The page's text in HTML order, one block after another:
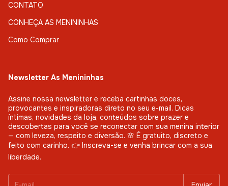
CONTATO
CONHEÇA AS MENININHAS
Como Comprar
Newsletter As Menininhas
Assine nossa newsletter e receba cartinhas doces,
provocantes e inspiradoras direto no seu e-mail. Dicas
íntimas, novidades da loja, conteúdos sobre prazer e
descobertas para você se reconectar com sua menina interior
— com leveza, respeito e diversão. 🌸 É gratuito, discreto e
feito com carinho. 👉 Inscreva-se e venha brincar com a sua
liberdade.